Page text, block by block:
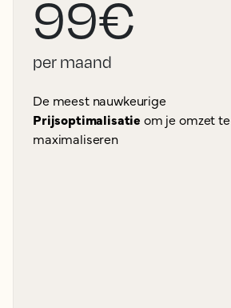
99€
per maand
De meest nauwkeurige
Prijsoptimalisatie om je omzet te
maximaliseren